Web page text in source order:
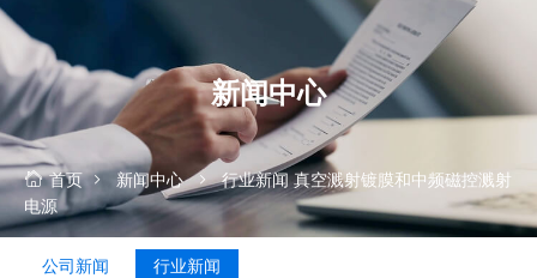
溅
镀
膜
和
中
频
控
新闻中心
首页 新闻中心 行业新闻 真空溅射镀膜和中频磁控溅射
电源
公司新闻 行业新闻